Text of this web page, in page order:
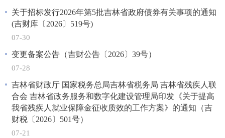
关于招标发行2026年第5批吉林省政府债券有关事项的通知
(吉财库〔2026〕519号)
07-30
变更备案公告（吉财公告〔2026〕39号）
07-28
吉林省财政厅 国家税务总局吉林省税务局 吉林省残疾人联
合会 吉林省政务服务和数字化建设管理局印发《关于提高
我省残疾人就业保障金征收质效的工作方案》的通知（吉
财税〔2026〕501号）
07-21